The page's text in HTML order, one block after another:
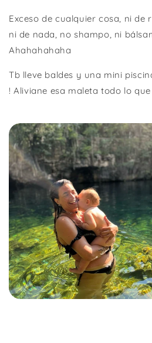
Exceso de cualquier cosa, ni de
ni de nada, no shampo, ni
Ahahahahaha
Tb lleve baldes y una mini
! Aliviane esa maleta todo lo